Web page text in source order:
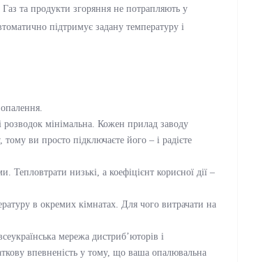
та продукти згоряння не потрапляють у
підтримує задану температуру і
мінімальна. Кожен прилад заводу
ви просто підключаєте його – і радієте
низькі, а коефіцієнт корисної дії –
в окремих кімнатах. Для чого витрачати на
мережа дистриб’юторів і
впевненість у тому, що ваша опалювальна